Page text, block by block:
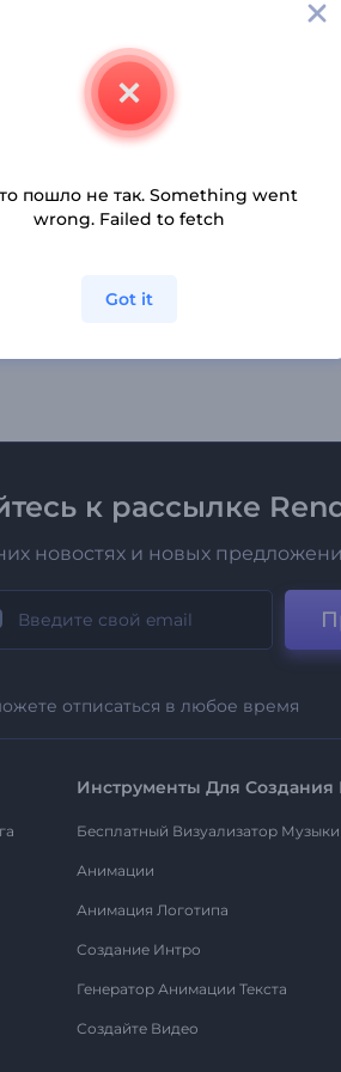
Рубиново-красный рождественский логотип
к рассылке
новостях и новых
отписаться в любое время
Инструменты Для Создания
Бесплатный Визуализатор Музыки
Анимации
Анимация Логотипа
Создание Интро
Генератор Анимации Текста
Создайте Видео
пошло не так. Something went
wrong. Failed to fetch
Got it